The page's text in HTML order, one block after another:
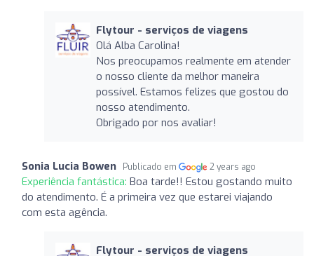
Flytour - serviços de viagens
Olá Alba Carolina!
Nos preocupamos realmente em atender
o nosso cliente da melhor maneira
possível. Estamos felizes que gostou do
nosso atendimento.
Obrigado por nos avaliar!
Sonia Lucia Bowen Publicado em 2 years ago
Experiência fantástica: Boa tarde!! Estou gostando muito
do atendimento. É a primeira vez que estarei viajando
com esta agência.
Flytour - serviços de viagens